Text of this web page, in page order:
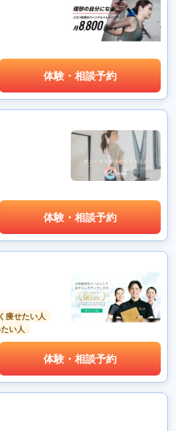
体験・相談予約
体験・相談予約
痩せたい人
い人
体験・相談予約